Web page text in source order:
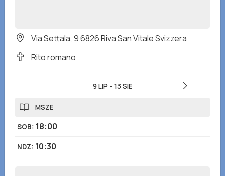
Via Settala, 9 6826 Riva San Vitale Svizzera
Rito romano
9 LIP - 13 SIE
MSZE
SOB: 18:00
NDZ: 10:30